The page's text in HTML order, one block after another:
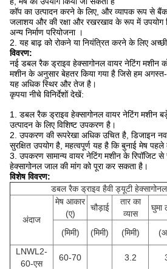
कॉप का उत्पादन करने के लिए, और व्यापक रूप से
जलाशय और की रक्षा और रखरखाव के रूप में उपयोग
अन्य निर्माण परियोजना।
2. यह बाढ़ को रोकने या नियंत्रित करने के लिए अच्छी
विवरण:
नई डबल रैक ड्राइव हेक्सागोनल वायर नेटिंग मशीन
मशीन के अनुसार बेहतर किया गया है जिसे हम
यह अधिक स्थिर और तेज है।
कृपया नीचे विनिर्देशों देखें:
1. डबल रैक ड्राइव हेक्सागोनल वायर नेटिंग मशीन
उत्पादन के लिए विशिष्ट उपकरण है।
2. उपकरण की रूपरेखा अधिक उचित है, डिजाइन
सुरक्षित उपयोग है, महत्वपूर्ण यह है कि बुनाई मेष
3. उपकरण सामान्य वायर नेटिंग मशीन के रिपॉजिट
हेक्सागोनल जाल की मांग को पूरा कर सकता है।
विशेष विवरण:
डबल रैक ड्राइव हैवी ड्यूटी
अंदाज
मेष आकार
(ए)
चौड़ाई
तार का
व्यास
घुमा
(मिमी)
(मिमी) (मिमी)
LNWL2-
60-एस
60-70 3.2